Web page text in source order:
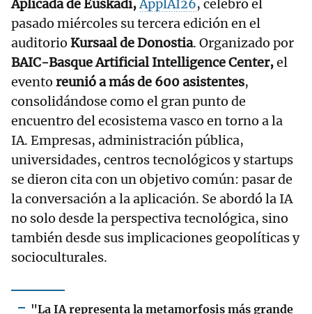
Aplicada de Euskadi,ApplAI26, celebró el
pasado miércoles su tercera edición en el
auditorio Kursaal de Donostia. Organizado por
BAIC-Basque Artificial Intelligence Center,el
evento reunió a más de 600 asistentes,
consolidándose como el gran punto de
encuentro del ecosistema vasco en torno a la
IA. Empresas, administración pública,
universidades, centros tecnológicos y startups
se dieron cita con un objetivo común: pasar de
la conversación a la aplicación. Se abordó la IA
no solo desde la perspectiva tecnológica, sino
también desde sus implicaciones geopolíticas y
socioculturales.
"La IA representa la metamorfosis más grande